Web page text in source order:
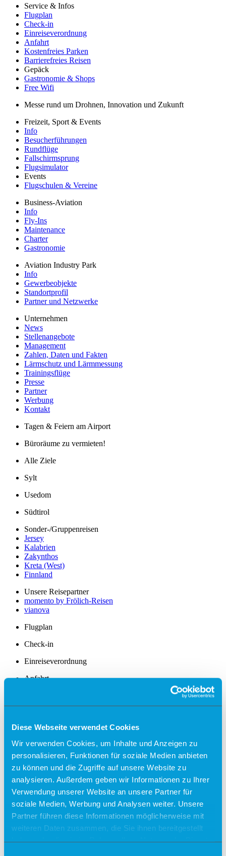
Diese Webseite verwendet Cookies
Wir verwenden Cookies, um Inhalte und Anzeigen zu
personalisieren, Funktionen für soziale Medien anbieten
zu können und die Zugriffe auf unsere Website zu
analysieren. Außerdem geben wir Informationen zu Ihrer
Verwendung unserer Website an unsere Partner für
soziale Medien, Werbung und Analysen weiter. Unsere
Partner führen diese Informationen möglicherweise mit
weiteren Daten zusammen, die Sie ihnen bereitgestellt
Service & Infos
Flugplan
Check-in
Einreiseverordnung
Anfahrt
Kostenfreies Parken
Barrierefreies Reisen
Gepäck
Gastronomie & Shops
Free Wifi
Messe rund um Drohnen, Innovation und Zukunft
Freizeit, Sport & Events
Info
Besucherführungen
Rundflüge
Fallschirmsprung
Flugsimulator
Events
Flugschulen & Vereine
Business-Aviation
Info
Fly-Ins
Maintenance
Charter
Gastronomie
Aviation Industry Park
Info
Gewerbeobjekte
Standortprofil
Partner und Netzwerke
Unternehmen
News
Stellenangebote
Management
Zahlen, Daten und Fakten
Lärmschutz und Lärmmessung
Trainingsflüge
Presse
Partner
Werbung
Kontakt
Tagen & Feiern am Airport
Büroräume zu vermieten!
Alle Ziele
Sylt
Usedom
Südtirol
Sonder-/Gruppenreisen
Jersey
Kalabrien
Zakynthos
Kreta (West)
Finnland
Unsere Reisepartner
momento by Frölich-Reisen
vianova
Flugplan
Check-in
Einreiseverordnung
Anfahrt
Gepäck
Allgemein
Sicherheit
Fundsachen
Tiere
Gastronomie & Shops
Free Wifi
Info